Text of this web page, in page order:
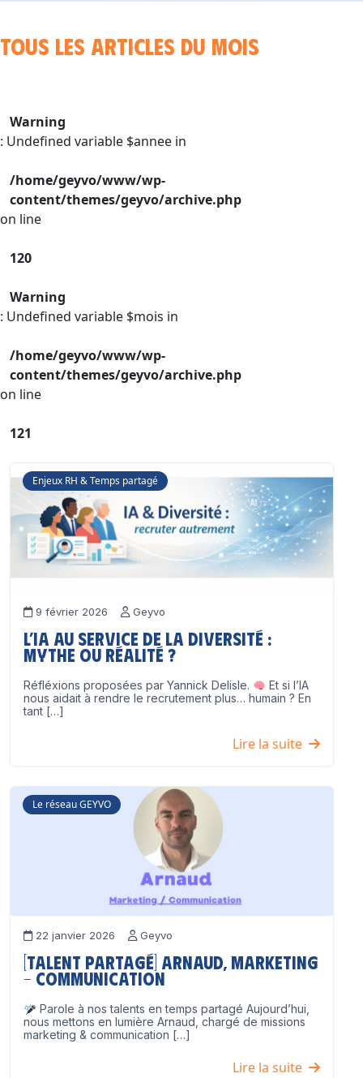
Tous les articles du mois
Warning
: Undefined variable $annee in
/home/geyvo/www/wp-
content/themes/geyvo/archive.php
on line
120
Warning
: Undefined variable $mois in
/home/geyvo/www/wp-
content/themes/geyvo/archive.php
on line
121
Enjeux RH & Temps partagé
9 février 2026 Geyvo
L’IA au service de la diversité :
mythe ou réalité ?
Réfléxions proposées par Yannick Delisle.
Et si l’IA
nous aidait à rendre le recrutement plus… humain ? En
tant […]
Lire la suite
Le réseau GEYVO
22 janvier 2026 Geyvo
[Talent partagé] Arnaud, Marketing
– Communication
Parole à nos talents en temps partagé Aujourd’hui,
nous mettons en lumière Arnaud, chargé de missions
marketing & communication […]
Lire la suite